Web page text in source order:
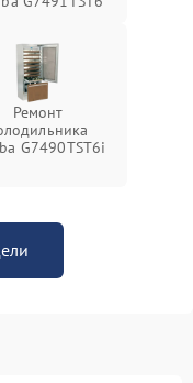
Ремонт
G7490TST6i